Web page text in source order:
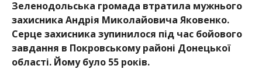
Зеленодольська громада втратила мужнього
захисника Андрія Миколайовича Яковенко.
Серце захисника зупинилося під час бойового
завдання в Покровському районі Донецької
області. Йому було 55 років.